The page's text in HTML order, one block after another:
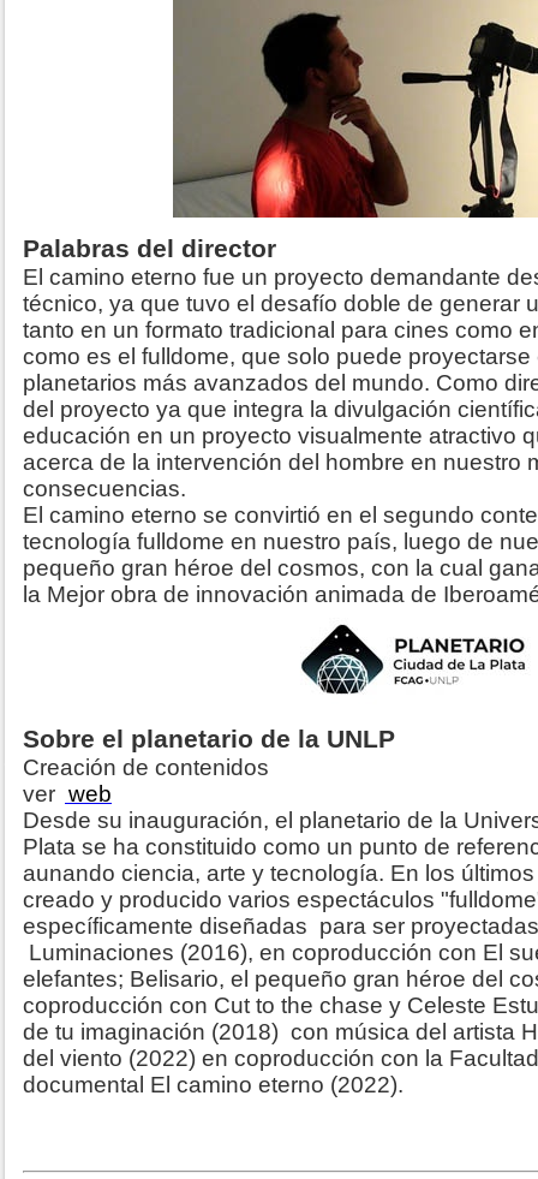
Palabras del director
El camino eterno fue un proyecto demandante
técnico, ya que tuvo el desafío doble de generar
tanto en un formato tradicional para cines como
como es el fulldome, que solo puede
planetarios más avanzados del mundo. Como
del proyecto ya que integra la divulgación
educación en un proyecto visualmente atractivo
acerca de la intervención del hombre en nuestro
consecuencias.
El camino eterno se convirtió en el segundo
tecnología fulldome en nuestro país, luego de
pequeño gran héroe del cosmos, con la cual
la Mejor obra de innovación animada de
Sobre el planetario de la UNLP
Creación de contenidos
ver web
Desde su inauguración, el planetario de la
Plata se ha constituido como un punto de
aunando ciencia, arte y tecnología. En los
creado y producido varios espectáculos
específicamente diseñadas para ser
Luminaciones (2016), en coproducción con El
elefantes; Belisario, el pequeño gran héroe del
coproducción con Cut to the chase y Celeste
de tu imaginación (2018) con música del artista
del viento (2022) en coproducción con la
documental El camino eterno (2022).